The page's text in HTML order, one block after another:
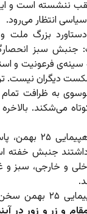
ننشسته است و
انتظار می‌رود.
۲۵ بهمن را «دستاورد
سبز
فرعونیت و
دیگران نیست.
به ظرافت تمام
می‌شکند.
۳. او در این پیام تأکید
داشتند جنبش خفته
۴. موسوی از هجوم دو گروه به